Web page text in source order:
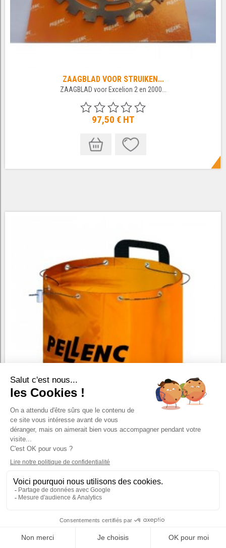
ZAAGBLAD VOOR STRUIKEN...
ZAAGBLAD voor Excelion 2 en 2000...
97,50 € HT
BESCHERMZAK EXD